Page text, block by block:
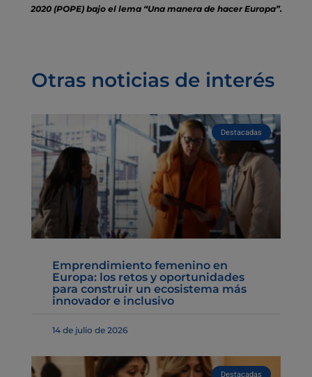
2020 (POPE) bajo el lema “Una manera de hacer Europa”.
Otras noticias de interés
Destacadas
Emprendimiento femenino en
Europa: los retos y oportunidades
para construir un ecosistema más
innovador e inclusivo
14 de julio de 2026
Destacadas